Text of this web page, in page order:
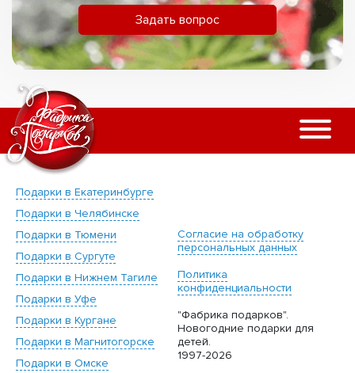
Задать вопрос
Подарки в Екатеринбурге
Подарки в Челябинске
Подарки в Тюмени
Подарки в Сургуте
Подарки в Нижнем Тагиле
Подарки в Уфе
Подарки в Кургане
Подарки в Магнитогорске
Подарки в Омске
Согласие на обработку
персональных данных
Политика
конфиденциальности
"Фабрика подарков".
Новогодние подарки для
детей.
1997-2026